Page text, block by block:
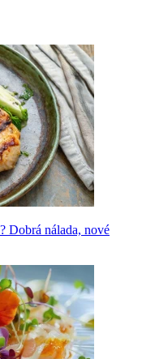
Dobrá nálada, nové